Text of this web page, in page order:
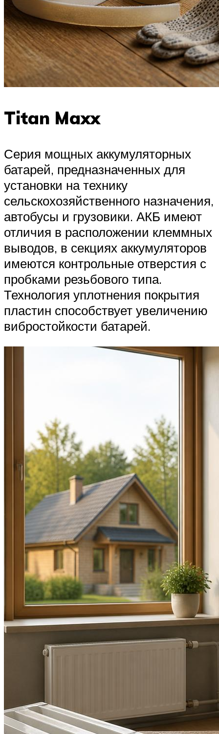
Titan Maxx
Серия мощных аккумуляторных
батарей, предназначенных для
установки на технику
сельскохозяйственного назначения,
автобусы и грузовики. АКБ имеют
отличия в расположении клеммных
выводов, в секциях аккумуляторов
имеются контрольные отверстия с
пробками резьбового типа.
Технология уплотнения покрытия
пластин способствует увеличению
вибростойкости батарей.